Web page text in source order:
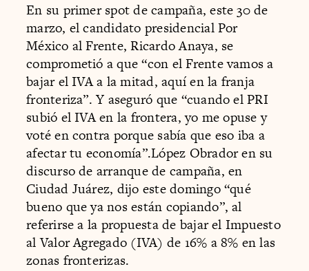
En su primer spot de campaña, este 30 de
marzo, el candidato presidencial Por
México al Frente, Ricardo Anaya, se
comprometió a que “con el Frente vamos a
bajar el IVA a la mitad, aquí en la franja
fronteriza”. Y aseguró que “cuando el PRI
subió el IVA en la frontera, yo me opuse y
voté en contra porque sabía que eso iba a
afectar tu economía”.López Obrador en su
discurso de arranque de campaña, en
Ciudad Juárez, dijo este domingo “qué
bueno que ya nos están copiando”, al
referirse a la propuesta de bajar el Impuesto
al Valor Agregado (IVA) de 16% a 8% en las
zonas fronterizas.